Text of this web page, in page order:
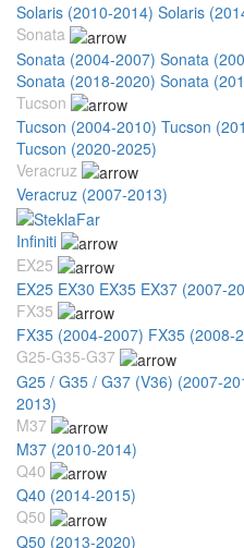
Solaris (2010-2014) Solaris
Sonata
Sonata (2004-2007) Sonata
Sonata (2018-2020) Sonata
Tucson
Tucson (2004-2010) Tucson
Tucson (2020-2025)
Veracruz
Veracruz (2007-2013)
Infiniti
EX25
EX25 EX30 EX35 EX37 (2007-
FX35
FX35 (2004-2007) FX35 (2008-
G25-G35-G37
G25 / G35 / G37 (V36) (2007-
2013)
M37
M37 (2010-2014)
Q40
Q40 (2014-2015)
Q50
Q50 (2013-2020)